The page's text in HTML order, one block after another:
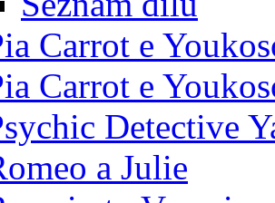
Carrot e
Carrot e
Detective
a Julie